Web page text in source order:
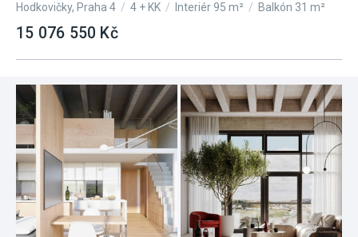
Hodkovičky, Praha 4 / 4 + KK / Interiér 95 m² / Balkón 31 m²
15 076 550 Kč